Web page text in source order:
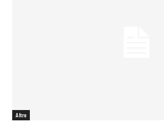
Altro